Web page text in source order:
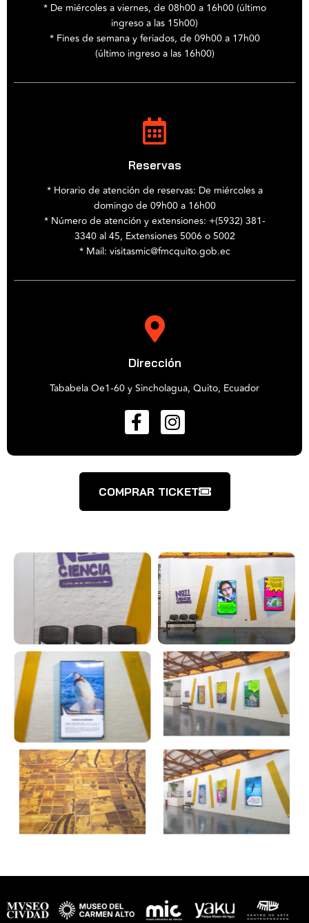
* De miércoles a viernes, de 08h00 a 16h00 (último
ingreso a las 15h00)
* Fines de semana y feriados, de 09h00 a 17h00
(último ingreso a las 16h00)
Reservas
* Horario de atención de reservas: De miércoles a
domingo de 09h00 a 16h00
* Número de atención y extensiones: +(5932) 381-
3340 al 45, Extensiones 5006 o 5002
* Mail: visitasmic@fmcquito.gob.ec
Dirección
Tababela Oe1-60 y Sincholagua, Quito, Ecuador
COMPRAR TICKET